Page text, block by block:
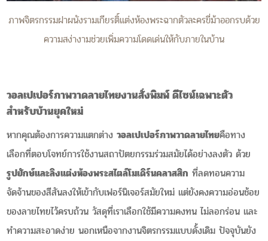
ภาพจิตรกรรมฝาผนังรามเกียรติ์แต่งห้องพระฉากตัวละครขี่ม้าออกรบด้วย
ความสง่างามช่วยเพิ่มความโดดเด่นให้กับภายในบ้าน
วอลเปเปอร์ภาพวาดลายไทยงานสั่งพิมพ์ ดีไซน์เฉพาะตัว
สำหรับบ้านยุคใหม่
หากคุณต้องการความแตกต่างวอลเปเปอร์ภาพวาดลายไทยคือทาง
เลือกที่ตอบโจทย์การใช้งานสถาปัตยกรรมร่วมสมัยได้อย่างลงตัว ด้วย
รูปยักษ์และลิงแต่งห้องพระสไตล์โมเดิร์นคลาสสิก ที่ลดทอนความ
จัดจ้านของสีสันลงให้เข้ากับเฟอร์นิเจอร์สมัยใหม่ แต่ยังคงความอ่อนช้อย
ของลายไทยไว้ครบถ้วน วัสดุที่เราเลือกใช้มีความคงทน ไม่ลอกร่อน และ
ทำความสะอาดง่าย นอกเหนือจากงานจิตรกรรมแบบดั้งเดิม ปัจจุบันยัง